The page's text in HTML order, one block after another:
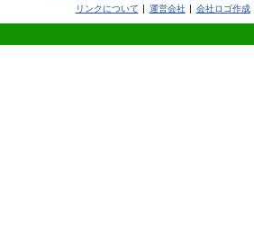
リンクについて
運営会社 会社ロゴ作成